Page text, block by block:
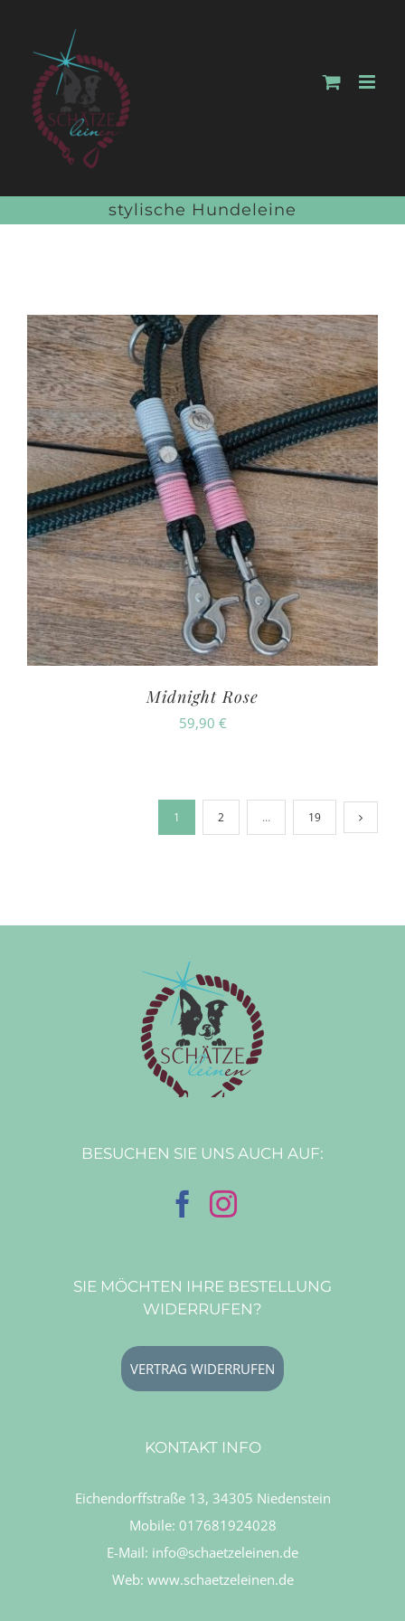
springen
stylische Hundeleine
Midnight Rose
59,90 €
1 2 … 19
BESUCHEN SIE UNS AUCH AUF:
SIE MÖCHTEN IHRE BESTELLUNG
WIDERRUFEN?
VERTRAG WIDERRUFEN
KONTAKT INFO
Eichendorffstraße 13, 34305 Niedenstein
Mobile: 017681924028
E-Mail: info@schaetzeleinen.de
Web: www.schaetzeleinen.de